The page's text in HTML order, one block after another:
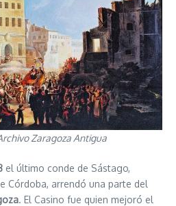
Zaragoza Antigua
el último conde de Sástago,
Córdoba, arrendó una parte del
. El Casino fue quien mejoró el